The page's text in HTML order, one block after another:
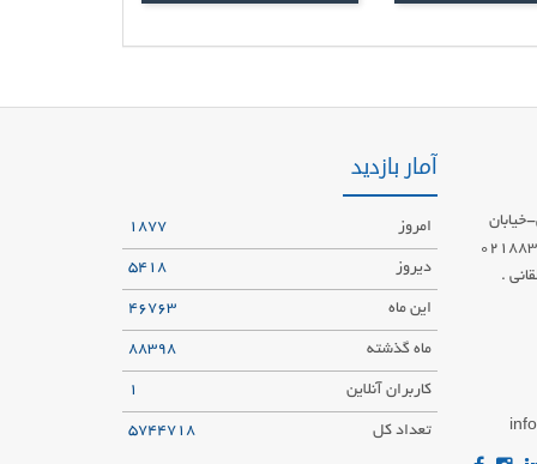
5 تلفن:02188323483
.
آمار بازدید
امروز 1877
دیروز 5418
این ماه 46763
ماه گذشته 88398
کاربران آنلاین 1
تعداد کل
5744718